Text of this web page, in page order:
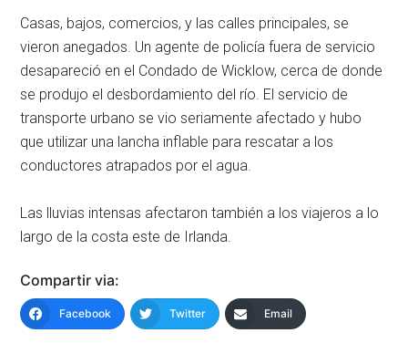
Casas, bajos, comercios, y las calles principales, se
vieron anegados. Un agente de policía fuera de servicio
desapareció en el Condado de Wicklow, cerca de donde
se produjo el desbordamiento del río. El servicio de
transporte urbano se vio seriamente afectado y hubo
que utilizar una lancha inflable para rescatar a los
conductores atrapados por el agua.
Las lluvias intensas afectaron también a los viajeros a lo
largo de la costa este de Irlanda.
Compartir via:
Facebook Twitter Email